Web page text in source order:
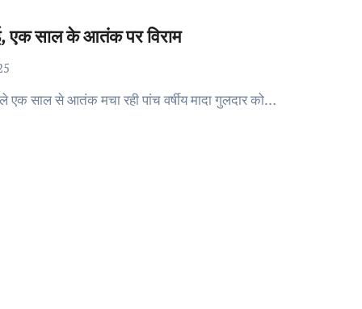
एक साल के आतंक पर विराम
एक साल से आतंक मचा रही पांच वर्षीय मादा गुलदार को…